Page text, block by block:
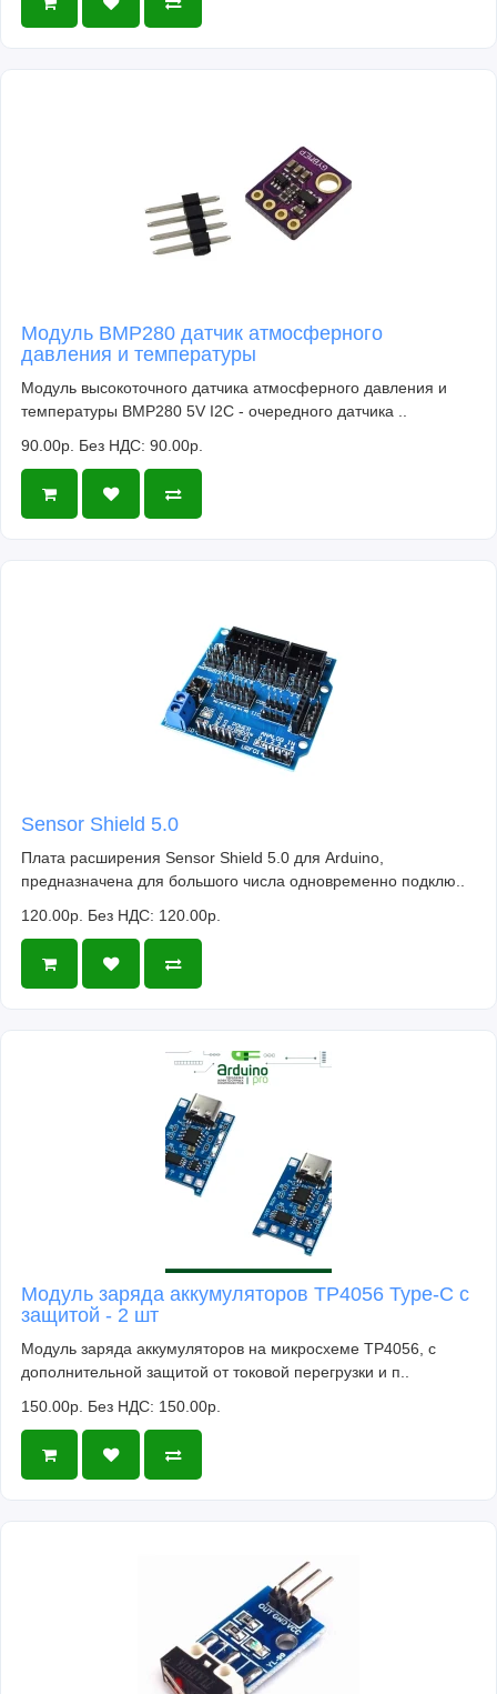
Модуль BMP280 датчик атмосферного
давления и температуры
Модуль высокоточного датчика атмосферного давления и
температуры BMP280 5V I2C - очередного датчика ..
90.00р. Без НДС: 90.00р.
Sensor Shield 5.0
Плата расширения Sensor Shield 5.0 для Arduino,
предназначена для большого числа одновременно подклю..
120.00р. Без НДС: 120.00р.
Модуль заряда аккумуляторов TP4056 Type-C с
защитой - 2 шт
Модуль заряда аккумуляторов на микросхеме TP4056, с
дополнительной защитой от токовой перегрузки и п..
150.00р. Без НДС: 150.00р.